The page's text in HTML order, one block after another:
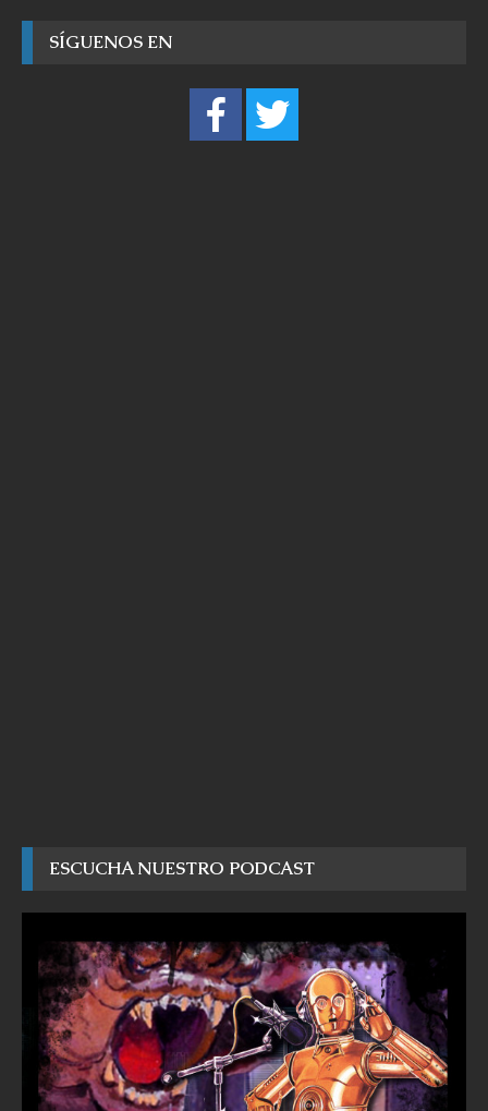
SÍGUENOS EN
ESCUCHA NUESTRO PODCAST